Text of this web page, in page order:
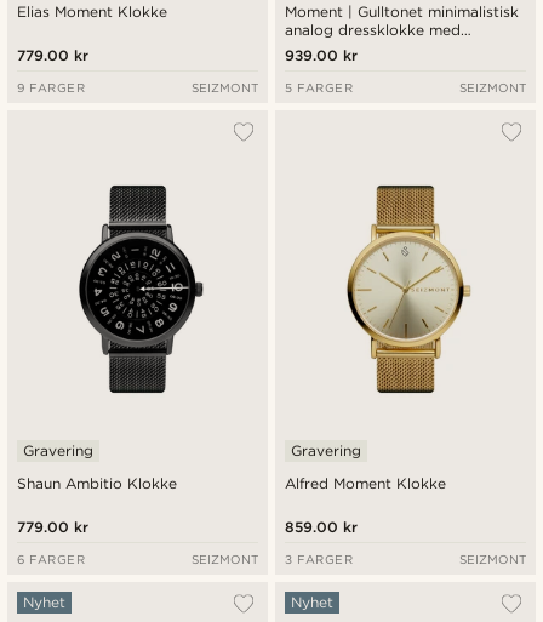
Elias Moment Klokke
779.00 kr
9 FARGER SEIZMONT
Moment | Gulltonet minimalistisk
analog dressklokke med
kvartsurverk, hvit urskive og
rustfarget lærrem
939.00 kr
5 FARGER SEIZMONT
Shaun Ambitio Klokke
Gravering
779.00 kr
6 FARGER SEIZMONT
Alfred Moment Klokke
Gravering
859.00 kr
3 FARGER SEIZMONT
Nyhet Nyhet